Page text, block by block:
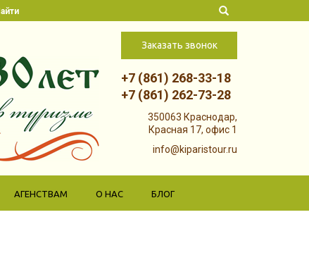
Заказать звонок
+7 (861) 268-33-18
+7 (861) 262-73-28
350063 Краснодар,
Красная 17, офис 1
info@kiparistour.ru
Skip to
content
АГЕНСТВАМ О НАС БЛОГ